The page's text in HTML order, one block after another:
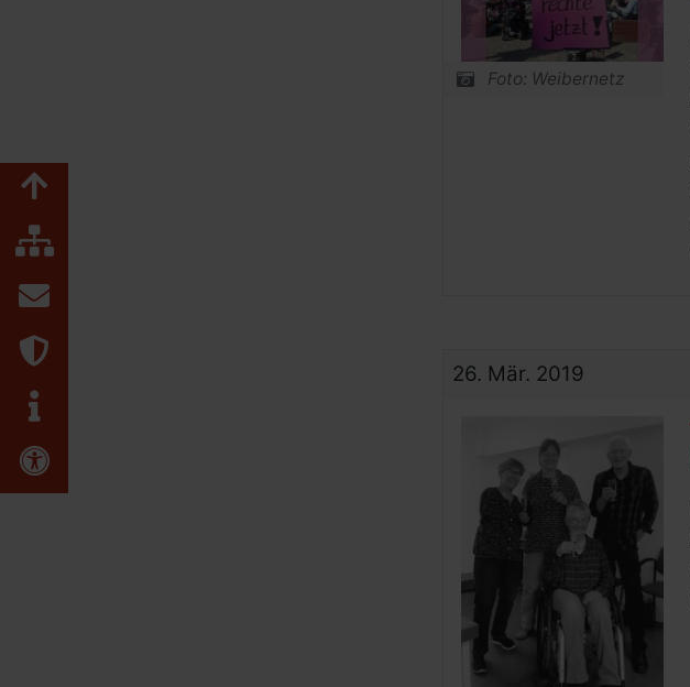
Foto: Weibernetz
26. Mär. 2019
Zum Seitenanfang
Inhaltsübersicht
Kontakt
Erklärung zur Barrierefreiheit